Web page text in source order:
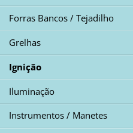
Forras Bancos / Tejadilho
Grelhas
Ignição
Iluminação
Instrumentos / Manetes